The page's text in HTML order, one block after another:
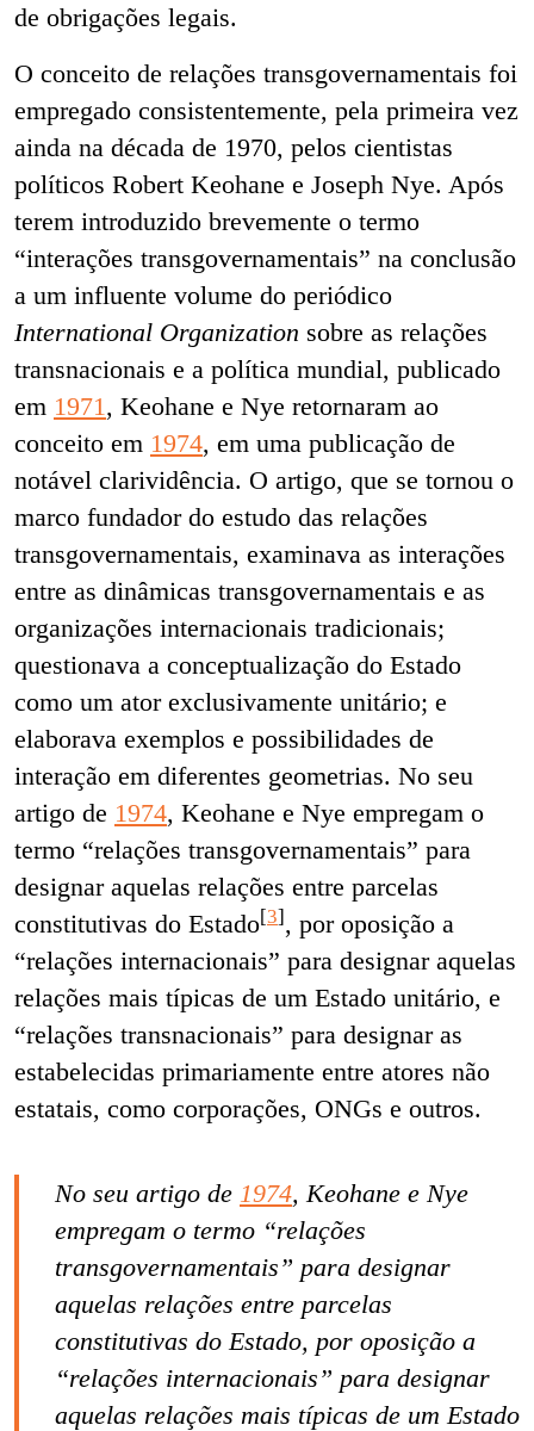
de obrigações legais.
O conceito de relações transgovernamentais foi
empregado consistentemente, pela primeira vez
ainda na década de 1970, pelos cientistas
políticos Robert Keohane e Joseph Nye. Após
terem introduzido brevemente o termo
“interações transgovernamentais” na conclusão
a um influente volume do periódico
International Organization sobre as relações
transnacionais e a política mundial, publicado
em 1971 , Keohane e Nye retornaram ao
conceito em 1974, em uma publicação de
notável clarividência. O artigo, que se tornou o
marco fundador do estudo das relações
transgovernamentais, examinava as interações
entre as dinâmicas transgovernamentais e as
organizações internacionais tradicionais;
questionava a conceptualização do Estado
como um ator exclusivamente unitário; e
elaborava exemplos e possibilidades de
interação em diferentes geometrias. No seu
artigo de 1974, Keohane e Nye empregam o
termo “relações transgovernamentais” para
designar aquelas relações entre parcelas
constitutivas do Estado[3], por oposição a
“relações internacionais” para designar aquelas
relações mais típicas de um Estado unitário, e
“relações transnacionais” para designar as
estabelecidas primariamente entre atores não
estatais, como corporações, ONGs e outros.
No seu artigo de 1974, Keohane e Nye
empregam o termo “relações
transgovernamentais” para designar
aquelas relações entre parcelas
constitutivas do Estado, por oposição a
“relações internacionais” para designar
aquelas relações mais típicas de um Estado